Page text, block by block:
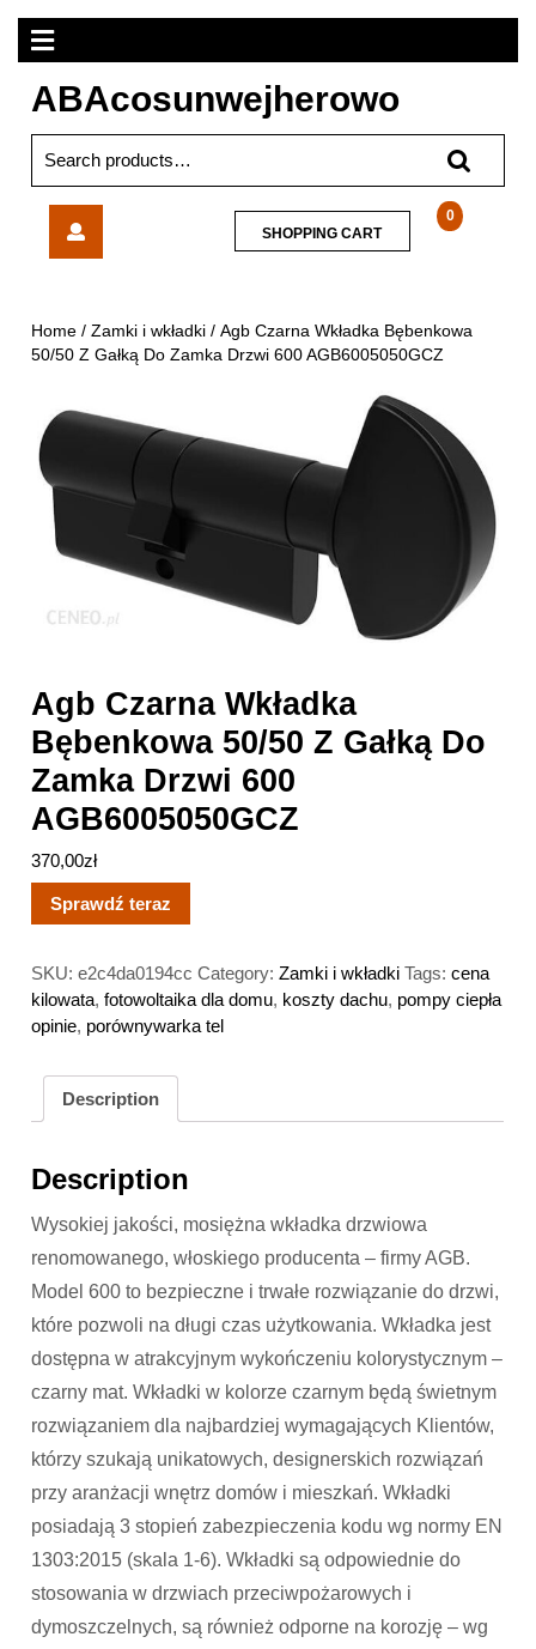
Skip
content
Open
Menu
ABAcosunwejherowo
for:
50/50
Z
Zamka
Drzwi
AGB6005050GCZ
0
SHOPPING CARTSHOPPING
CART
Home /Zamki i wkładki / Agb Czarna Wkładka Bębenkowa
50/50 Z Gałką Do Zamka Drzwi 600 AGB6005050GCZ
Agb Czarna Wkładka
Bębenkowa 50/50 Z Gałką Do
Zamka Drzwi 600
AGB6005050GCZ
370,00zł
Sprawdź teraz
SKU:e2c4da0194cc Category:Zamki i wkładki Tags:cena
kilowata,fotowoltaika dla domu, koszty dachu, pompy ciepła
opinie, porównywarka tel
Description
Description
Wysokiej jakości, mosiężna wkładka drzwiowa
renomowanego, włoskiego producenta – firmy AGB.
Model 600 to bezpieczne i trwałe rozwiązanie do drzwi,
które pozwoli na długi czas użytkowania. Wkładka jest
dostępna w atrakcyjnym wykończeniu kolorystycznym –
czarny mat. Wkładki w kolorze czarnym będą świetnym
rozwiązaniem dla najbardziej wymagających Klientów,
którzy szukają unikatowych, designerskich rozwiązań
przy aranżacji wnętrz domów i mieszkań. Wkładki
posiadają 3 stopień zabezpieczenia kodu wg normy EN
1303:2015 (skala 1-6). Wkładki są odpowiednie do
stosowania w drzwiach przeciwpożarowych i
dymoszczelnych, są również odporne na korozję – wg